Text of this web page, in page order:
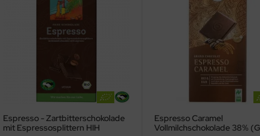
Espresso - Zartbitterschokolade
mit Espressosplittern HIH
Espresso Caramel
Vollmilchschokolade 38%